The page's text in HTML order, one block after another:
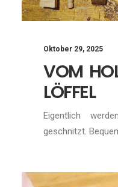
Oktober 29, 2025
VOM
LÖFFEL
Eigentlich
geschnitzt.